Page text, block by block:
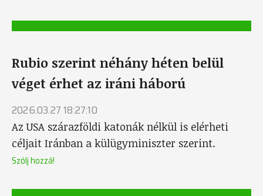
Rubio szerint néhány héten belül
véget érhet az iráni háború
2026.03.27 18:27:10
Az USA szárazföldi katonák nélkül is elérheti
céljait Iránban a külügyminiszter szerint.
Szólj hozzá!